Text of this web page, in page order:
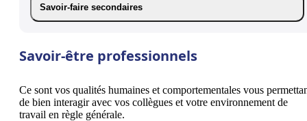
Savoir-faire secondaires
Savoir-être professionnels
Ce sont vos qualités humaines et comportementales vous
de bien interagir avec vos collègues et votre environnement de
travail en règle générale.